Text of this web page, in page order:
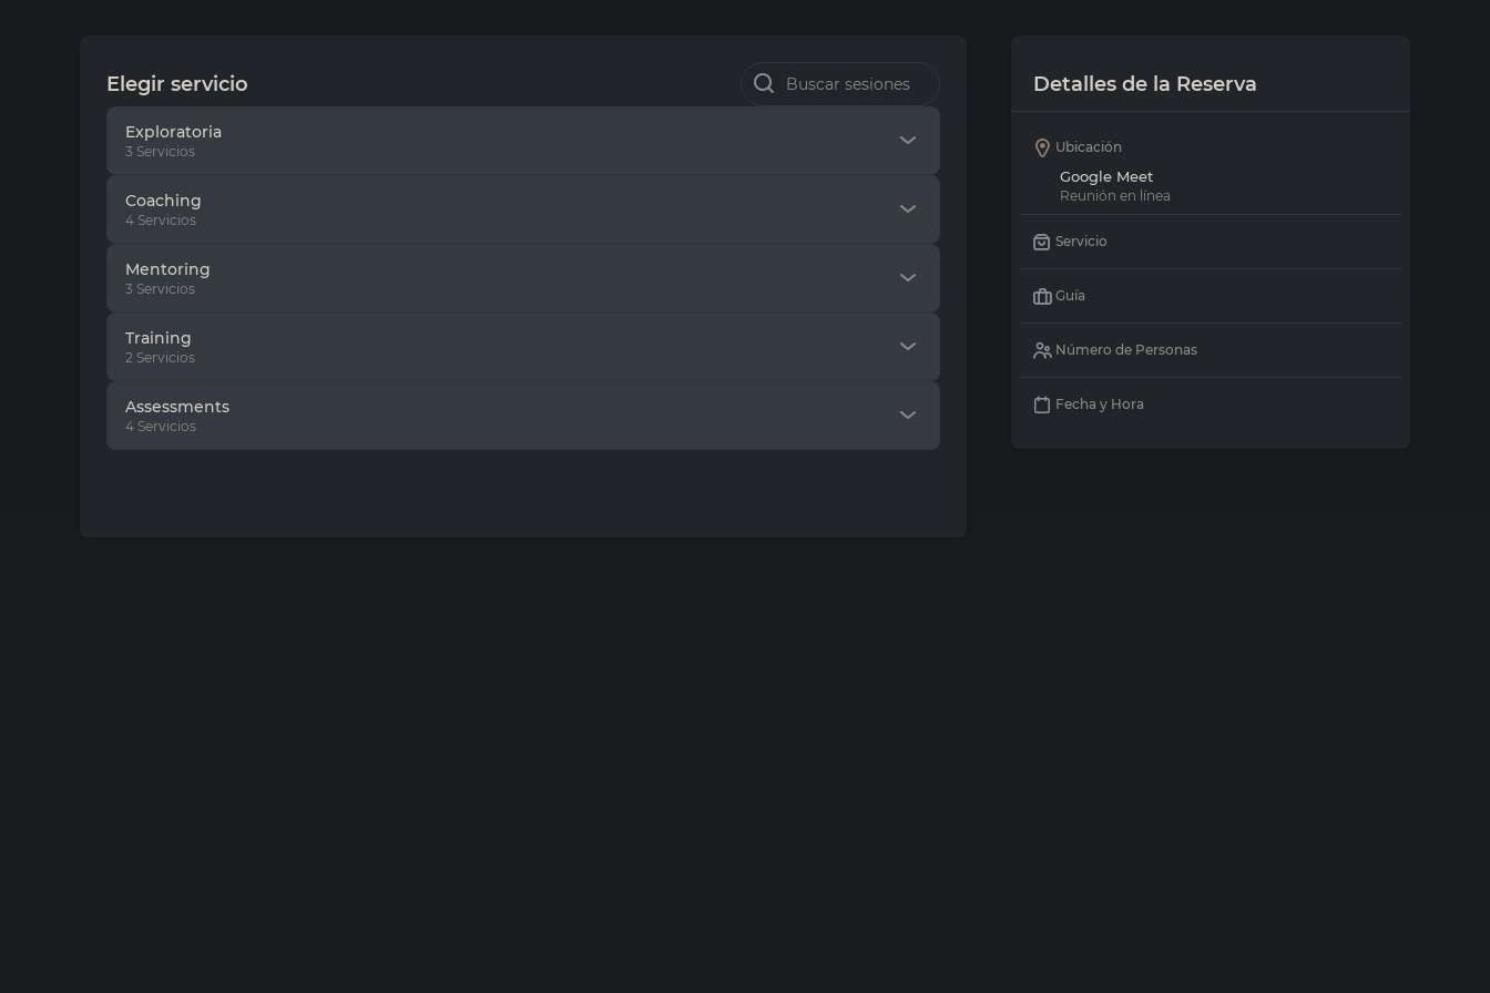
Elegir servicio
Exploratoria
3 Servicios
Coaching
4 Servicios
Mentoring
3 Servicios
Training
2 Servicios
Assessments
4 Servicios
Detalles de la Reserva
Ubicación
Google Meet
Reunión en línea
Servicio
Guía
Número de Personas
Fecha y Hora